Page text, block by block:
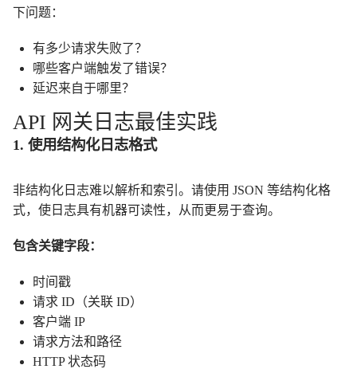
下问题：
有多少请求失败了？
哪些客户端触发了错误？
延迟来自于哪里？
API 网关日志最佳实践
1. 使用结构化日志格式
非结构化日志难以解析和索引。请使用 JSON 等结构化格
式，使日志具有机器可读性，从而更易于查询。
包含关键字段：
时间戳
请求 ID（关联 ID）
客户端 IP
请求方法和路径
HTTP 状态码